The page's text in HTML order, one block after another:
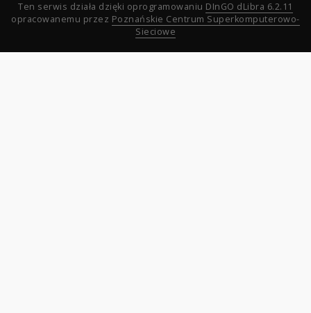
Ten serwis działa dzięki oprogramowaniu DInGO dLibra 6.2.11
opracowanemu przez Poznańskie Centrum Superkomputerowo-
Sieciowe